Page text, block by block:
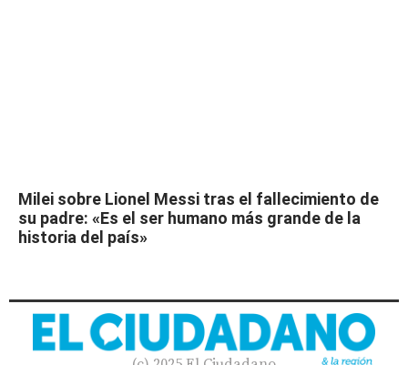
Milei sobre Lionel Messi tras el fallecimiento de
su padre: «Es el ser humano más grande de la
historia del país»